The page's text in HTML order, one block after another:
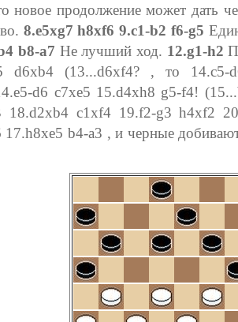
новое продолжение может дать
8.e5xg7 h8xf6 9.c1-b2 f6-g5
b8-a7 Не лучший ход. 12.g1-h2
d6xb4 (13...d6xf4? , то
d6 c7xe5 15.d4xh8 g5-f4!
18.d2xb4 c1xf4 19.f2-g3 h4xf2
b4-a3 , и черные